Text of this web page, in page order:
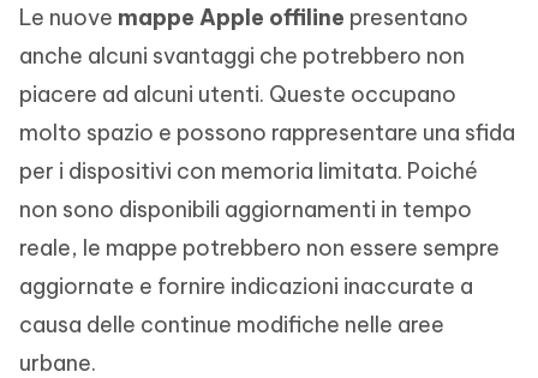
Le nuove mappe Apple offiline presentano
anche alcuni svantaggi che potrebbero non
piacere ad alcuni utenti. Queste occupano
molto spazio e possono rappresentare una sfida
per i dispositivi con memoria limitata. Poiché
non sono disponibili aggiornamenti in tempo
reale, le mappe potrebbero non essere sempre
aggiornate e fornire indicazioni inaccurate a
causa delle continue modifiche nelle aree
urbane.